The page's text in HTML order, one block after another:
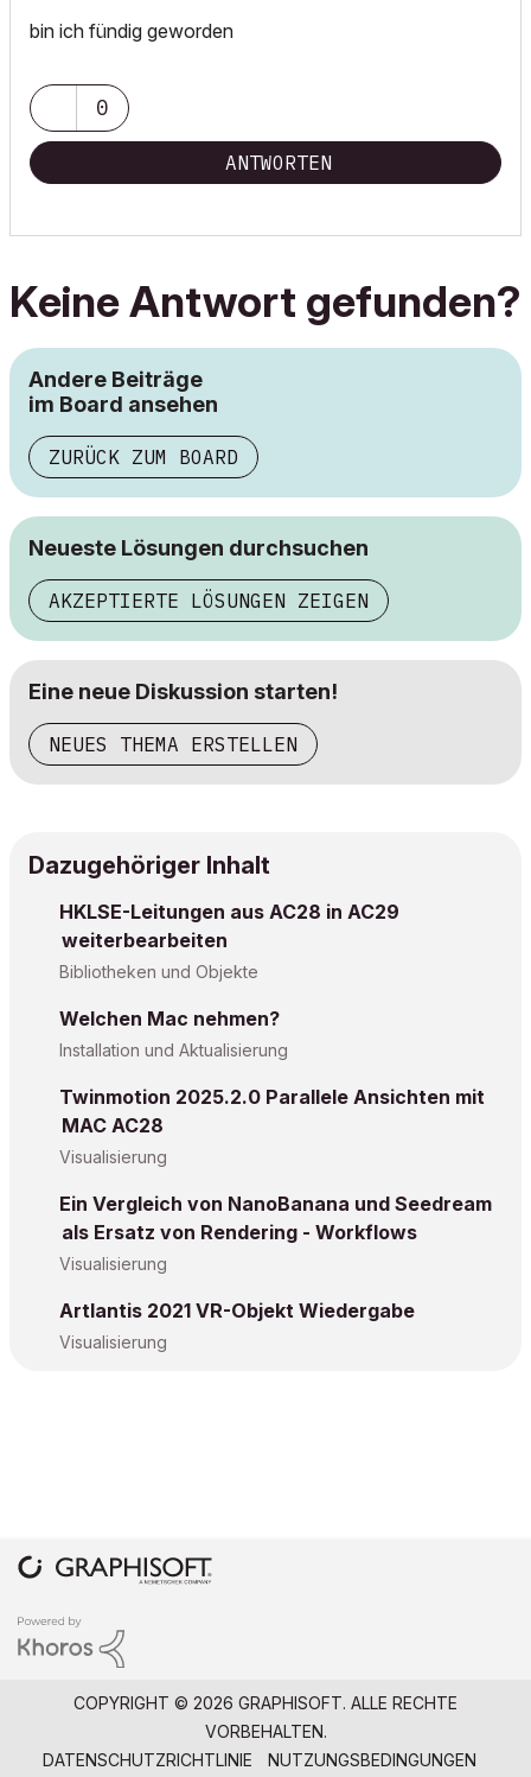
bin ich fündig geworden
0
ANTWORTEN
Keine Antwort gefunden?
Andere Beiträge
im Board ansehen
ZURÜCK ZUM BOARD
Neueste Lösungen durchsuchen
AKZEPTIERTE LÖSUNGEN ZEIGEN
Eine neue Diskussion starten!
NEUES THEMA ERSTELLEN
Dazugehöriger Inhalt
HKLSE-Leitungen aus AC28 in AC29
weiterbearbeiten
Bibliotheken und Objekte
Welchen Mac nehmen?
Installation und Aktualisierung
Twinmotion 2025.2.0 Parallele Ansichten mit
MAC AC28
Visualisierung
Ein Vergleich von NanoBanana und Seedream
als Ersatz von Rendering - Workflows
Visualisierung
Artlantis 2021 VR-Objekt Wiedergabe
Visualisierung
COPYRIGHT © 2026 GRAPHISOFT. ALLE RECHTE
VORBEHALTEN.
DATENSCHUTZRICHTLINIE
NUTZUNGSBEDINGUNGEN